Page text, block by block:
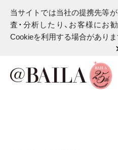
当サイトでは当社の提携先等
査・分析したり、お客様にお
Cookieを利用する場合がありま